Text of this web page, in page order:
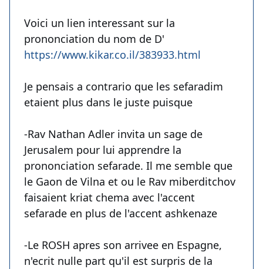
Voici un lien interessant sur la
prononciation du nom de D'
https://www.kikar.co.il/383933.html
Je pensais a contrario que les sefaradim
etaient plus dans le juste puisque
-Rav Nathan Adler invita un sage de
Jerusalem pour lui apprendre la
prononciation sefarade. Il me semble que
le Gaon de Vilna et ou le Rav miberditchov
faisaient kriat chema avec l'accent
sefarade en plus de l'accent ashkenaze
-Le ROSH apres son arrivee en Espagne,
n'ecrit nulle part qu'il est surpris de la